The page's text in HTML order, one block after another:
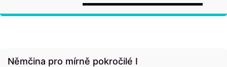
Němčina pro mírně pokročilé I